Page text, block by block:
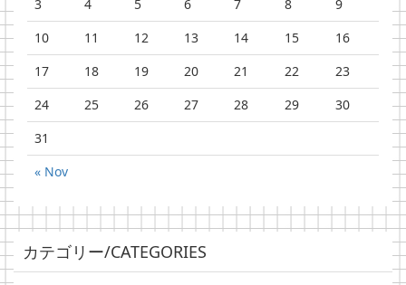
« Nov
3
4 5 6 7 8
9
10
11 12 13 14 15
16
17
18 19 20 21 22
23
24
25 26 27 28 29
30
31
カテゴリー/CATEGORIES